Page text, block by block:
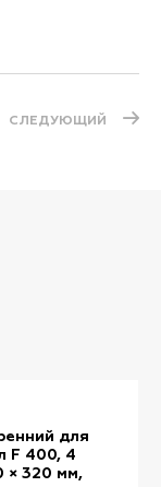
СЛЕДУЮЩИЙ
для
F 400, 4
× 320 мм,